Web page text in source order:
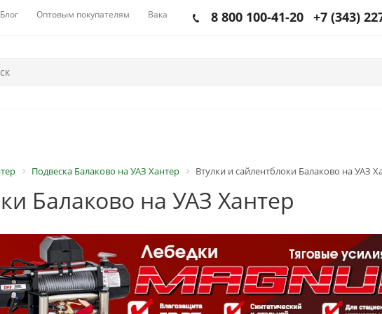
Блог Оптовым покупателям Вакансии 8 800 100-41-20 +7 (343)
Подвеска Балаково на УАЗ Хантер Втулки и сайлентблоки Балаково на УАЗ
Балаково на УАЗ Хантер